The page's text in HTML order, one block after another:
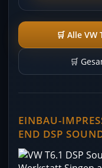
🛒 Alle
🛒
EINBAU-
END DSP